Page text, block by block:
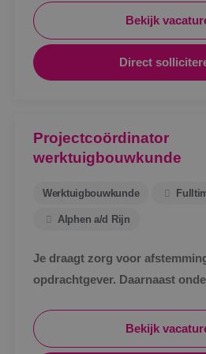
Bekijk
Direct
Projectcoördinator
werktuigbouwkunde
Werktuigbouwkunde
Alphen a/d Rijn
Je draagt zorg voor
opdrachtgever. Daarnaast
technische ontwerp en de
de uitvoering.
Bekijk